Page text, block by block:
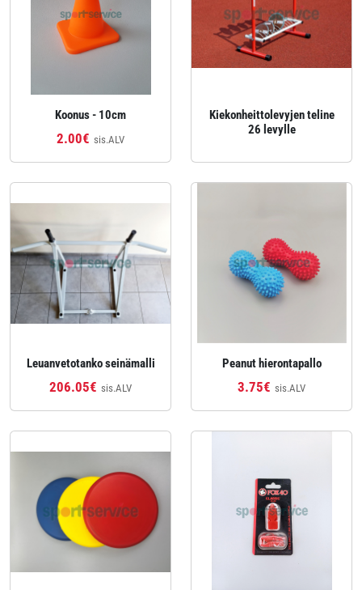
Koonus - 10cm
2.00€ sis.ALV
Kiekonheittolevyjen teline
26 levylle
Leuanvetotanko seinämalli
206.05€ sis.ALV
Peanut hierontapallo
3.75€ sis.ALV